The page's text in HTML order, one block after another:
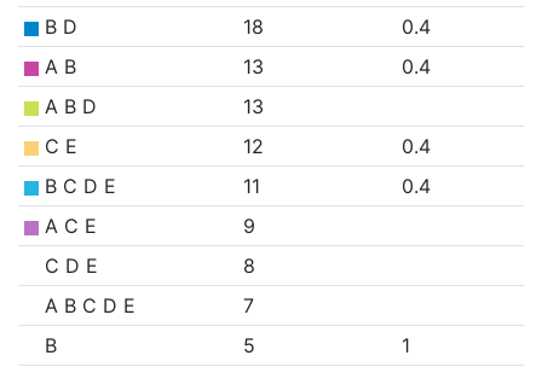
B D
18
0.4
A B
13
0.4
A B D
13
C E
12
0.4
B C D E
11
0.4
A C E
9
C D E
8
A B C D E
7
B
5
1